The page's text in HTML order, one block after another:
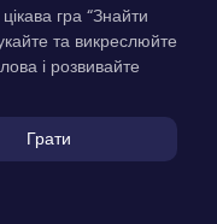
гра “Знайти
та викреслюйте
і розвивайте
Грати